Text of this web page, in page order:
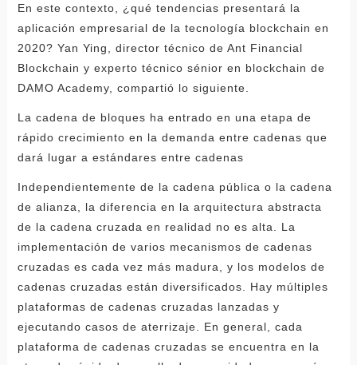
En este contexto, ¿qué tendencias presentará la
aplicación empresarial de la tecnología blockchain en
2020? Yan Ying, director técnico de Ant Financial
Blockchain y experto técnico sénior en blockchain de
DAMO Academy, compartió lo siguiente.
La cadena de bloques ha entrado en una etapa de
rápido crecimiento en la demanda entre cadenas que
dará lugar a estándares entre cadenas
Independientemente de la cadena pública o la cadena
de alianza, la diferencia en la arquitectura abstracta
de la cadena cruzada en realidad no es alta. La
implementación de varios mecanismos de cadenas
cruzadas es cada vez más madura, y los modelos de
cadenas cruzadas están diversificados. Hay múltiples
plataformas de cadenas cruzadas lanzadas y
ejecutando casos de aterrizaje. En general, cada
plataforma de cadenas cruzadas se encuentra en la